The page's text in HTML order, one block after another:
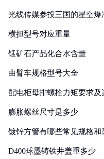
光线传媒参投三国的星空爆
横担型号对应重量
锰矿石产品化合水含量
曲臂车规格型号大全
配电柜母排螺栓力矩要求及
膨胀螺丝尺寸是多少
镀锌方管有哪些常见规格和
D400球墨铸铁井盖重多少